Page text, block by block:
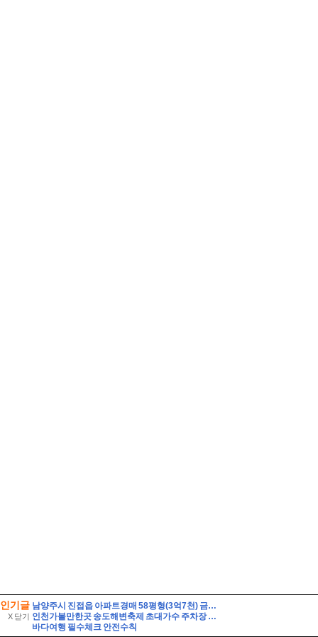
인기글
X 닫기
남양주시 진접읍 아파트경매 58평형(3억7천) 금곡리 해밀초등학교인근 신영지웰 10층 유찰2회 급매시세 남양주진접신영지웰아파트 부동산경매 매매
인천가볼만한곳 송도해변축제 초대가수 주차장 연수구 여행
바다여행 필수체크 안전수칙